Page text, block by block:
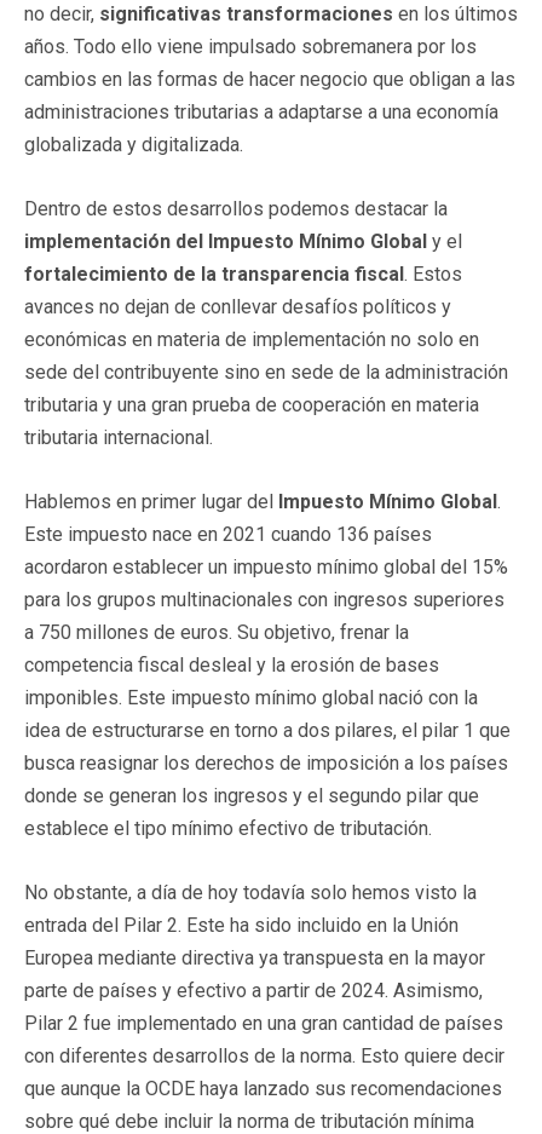
no decir, significativas transformaciones en los últimos
años. Todo ello viene impulsado sobremanera por los
cambios en las formas de hacer negocio que obligan a las
administraciones tributarias a adaptarse a una economía
globalizada y digitalizada.
Dentro de estos desarrollos podemos destacar la
implementación del Impuesto Mínimo Global y el
fortalecimiento de la transparencia fiscal. Estos
avances no dejan de conllevar desafíos políticos y
económicas en materia de implementación no solo en
sede del contribuyente sino en sede de la administración
tributaria y una gran prueba de cooperación en materia
tributaria internacional.
Hablemos en primer lugar del Impuesto Mínimo Global.
Este impuesto nace en 2021 cuando 136 países
acordaron establecer un impuesto mínimo global del 15%
para los grupos multinacionales con ingresos superiores
a 750 millones de euros. Su objetivo, frenar la
competencia fiscal desleal y la erosión de bases
imponibles. Este impuesto mínimo global nació con la
idea de estructurarse en torno a dos pilares, el pilar 1 que
busca reasignar los derechos de imposición a los países
donde se generan los ingresos y el segundo pilar que
establece el tipo mínimo efectivo de tributación.
No obstante, a día de hoy todavía solo hemos visto la
entrada del Pilar 2. Este ha sido incluido en la Unión
Europea mediante directiva ya transpuesta en la mayor
parte de países y efectivo a partir de 2024. Asimismo,
Pilar 2 fue implementado en una gran cantidad de países
con diferentes desarrollos de la norma. Esto quiere decir
que aunque la OCDE haya lanzado sus recomendaciones
sobre qué debe incluir la norma de tributación mínima